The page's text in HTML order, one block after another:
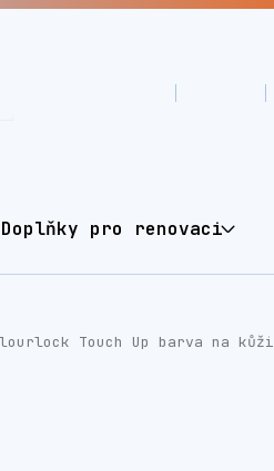
Doplňky pro renovaci
Touch Up barva na kůži